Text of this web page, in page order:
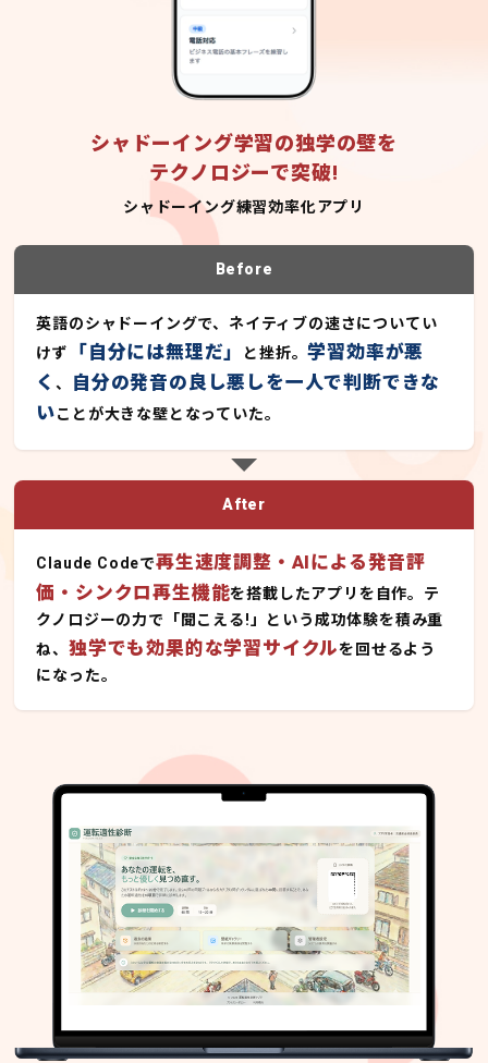
シャドーイング学習の独学の壁を
テクノロジーで突破!
シャドーイング練習効率化アプリ
Before
英語のシャドーイングで、ネイティブの速さについてい
けず
「自分には無理だ」 と挫折。学習効率が悪
く、
自分の発音の良し悪しを一人で判断できな
いことが大きな壁となっていた。
After
Claude Codeで再生速度調整・AIによる発音評
価・シンクロ再生機能を搭載したアプリを自作。テ
クノロジーの力で「聞こえる!」という成功体験を積み重
ね、独学でも効果的な学習サイクルを回せるよう
になった。